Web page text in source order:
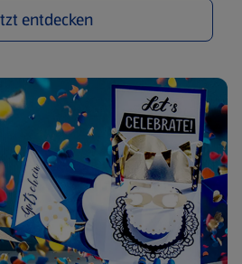
entdecken